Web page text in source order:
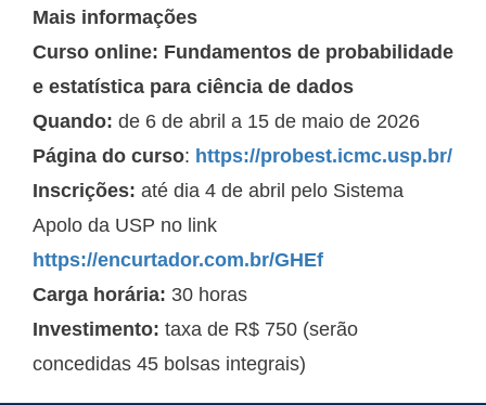
Mais informações
Curso online: Fundamentos de probabilidade
e estatística para ciência de dados
Quando: de 6 de abril a 15 de maio de 2026
Página do curso: https://probest.icmc.usp.br/
Inscrições: até dia 4 de abril pelo Sistema
Apolo da USP no link
https://encurtador.com.br/GHEf
Carga horária: 30 horas
Investimento: taxa de R$ 750 (serão
concedidas 45 bolsas integrais)